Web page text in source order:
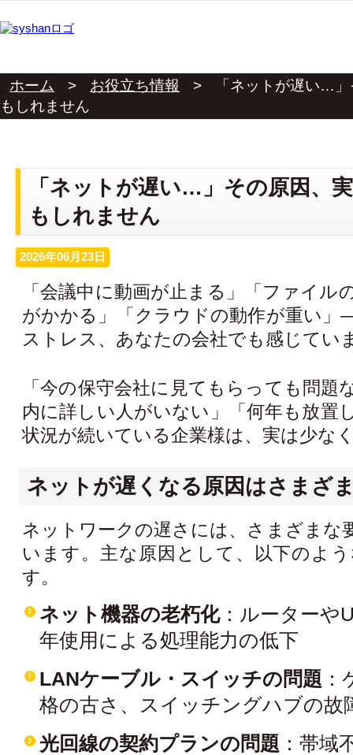
ホーム > お役立ち情報 >
「ネットが遅い…
もしれません
「ネットが遅い…」その原因、
もしれません
2026年06月23日
「会議中に動画が止まる」「ファイル
がかかる」「クラウドの動作が重い
ストレス、あなたの会社でも感じてい
「今の保守会社に見てもらっても問題
内に詳しい人がいない」「何年も放
状況が続いている企業様は、実は少な
ネットが遅くなる原因はさまざ
ネットワークの遅さには、さまざまな
います。主な原因として、以下のよ
す。
ネット機器の老朽化：ルーターや
年使用による処理能力の低下
LANケーブル・スイッチの問題
格の古さ、スイッチングハブの故
光回線の契約プランの問題 ：帯域